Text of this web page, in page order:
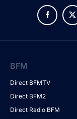
BFM
Direct BFMTV
Direct BFM2
Direct Radio BFM